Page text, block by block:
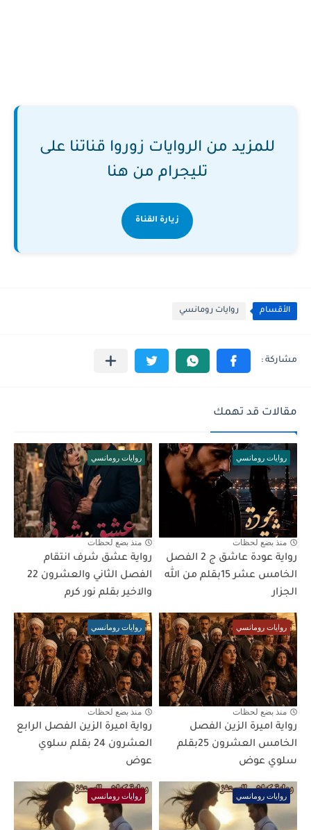
للمزيد من الروايات زوروا قناتنا على
تليجرام من هنا
زيارة القناة
الأقسام روايات رومانسي
مقالات قد تهمك
روايات رومانسي
منذ بضع لحظات
رواية عودة عاشق ج 2 الفصل
الخامس عشر 15بقلم من الله
الجزار
روايات رومانسي
منذ بضع لحظات
رواية عشق شرف انتقام
الفصل الثاني والعشرون 22
والاخير بقلم نور كرم
روايات رومانسي
منذ بضع لحظات
رواية اميرة الزين الفصل
الخامس العشرون 25بقلم
سلوي عوض
روايات رومانسي
منذ بضع لحظات
رواية اميرة الزين الفصل الرابع
العشرون 24 بقلم سلوي
عوض
روايات رومانسي روايات رومانسي